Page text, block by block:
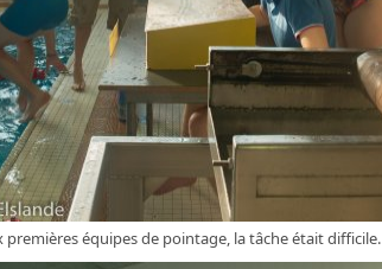
équipes de pointage, la tâche était difficile.